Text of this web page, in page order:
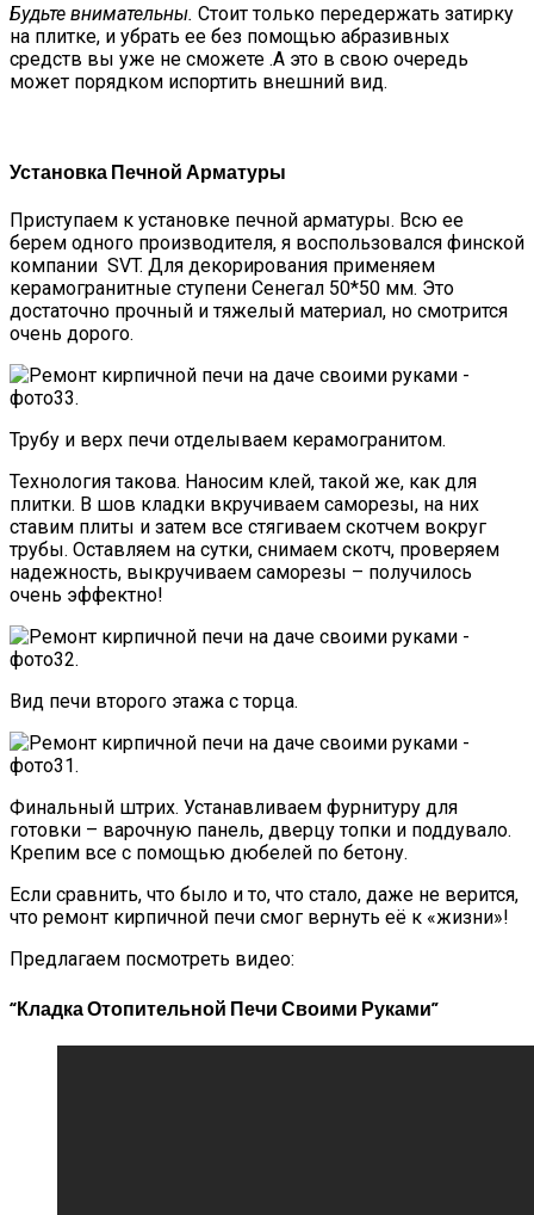
Будьте внимательны. Стоит только передержать затирку
на плитке, и убрать ее без помощью абразивных
средств вы уже не сможете .А это в свою очередь
может порядком испортить внешний вид.
Установка Печной Арматуры
Приступаем к установке печной арматуры. Всю ее
берем одного производителя, я воспользовался финской
компании SVT. Для декорирования применяем
керамогранитные ступени Сенегал 50*50 мм. Это
достаточно прочный и тяжелый материал, но смотрится
очень дорого.
Трубу и верх печи отделываем керамогранитом.
Технология такова. Наносим клей, такой же, как для
плитки. В шов кладки вкручиваем саморезы, на них
ставим плиты и затем все стягиваем скотчем вокруг
трубы. Оставляем на сутки, снимаем скотч, проверяем
надежность, выкручиваем саморезы – получилось
очень эффектно!
Вид печи второго этажа с торца.
Финальный штрих. Устанавливаем фурнитуру для
готовки – варочную панель, дверцу топки и поддувало.
Крепим все с помощью дюбелей по бетону.
Если сравнить, что было и то, что стало, даже не верится,
что ремонт кирпичной печи смог вернуть её к «жизни»!
Предлагаем посмотреть видео:
“Кладка Отопительной Печи Своими Руками”